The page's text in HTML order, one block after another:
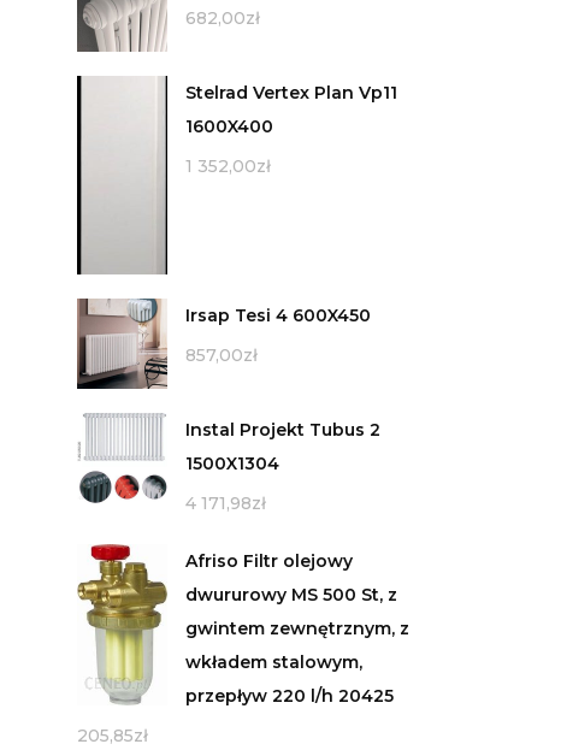
682,00zł
Stelrad Vertex Plan Vp11
1600X400
1 352,00zł
Irsap Tesi 4 600X450
857,00zł
Instal Projekt Tubus 2
1500X1304
4 171,98zł
Afriso Filtr olejowy
dwururowy MS 500 St, z
gwintem zewnętrznym, z
wkładem stalowym,
przepływ 220 l/h 20425
205,85zł